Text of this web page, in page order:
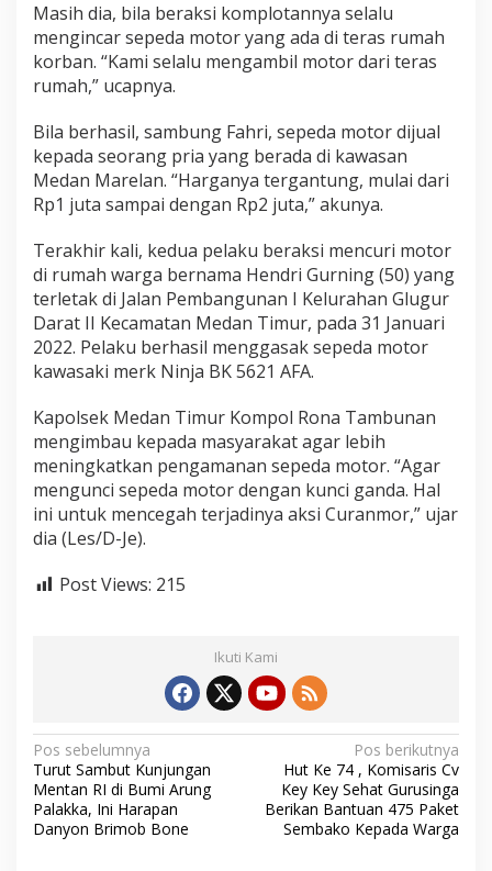
d
a
n
T
i
u
r
Masih dia, bila beraksi komplotannya selalu
mengincar sepeda motor yang ada di teras rumah
korban. “Kami selalu mengambil motor dari teras
rumah,” ucapnya.
Bila berhasil, sambung Fahri, sepeda motor dijual
kepada seorang pria yang berada di kawasan
Medan Marelan. “Harganya tergantung, mulai dari
Rp1 juta sampai dengan Rp2 juta,” akunya.
Terakhir kali, kedua pelaku beraksi mencuri motor
di rumah warga bernama Hendri Gurning (50) yang
terletak di Jalan Pembangunan I Kelurahan Glugur
Darat II Kecamatan Medan Timur, pada 31 Januari
2022. Pelaku berhasil menggasak sepeda motor
kawasaki merk Ninja BK 5621 AFA.
Kapolsek Medan Timur Kompol Rona Tambunan
mengimbau kepada masyarakat agar lebih
meningkatkan pengamanan sepeda motor. “Agar
mengunci sepeda motor dengan kunci ganda. Hal
ini untuk mencegah terjadinya aksi Curanmor,” ujar
dia (Les/D-Je).
Post Views: 215
Ikuti Kami
N
a
v
i
Pos sebelumnya
Turut Sambut Kunjungan
Mentan RI di Bumi Arung
Palakka, Ini Harapan
Danyon Brimob Bone
Pos berikutnya
Hut Ke 74 , Komisaris Cv
Key Key Sehat Gurusinga
Berikan Bantuan 475 Paket
Sembako Kepada Warga